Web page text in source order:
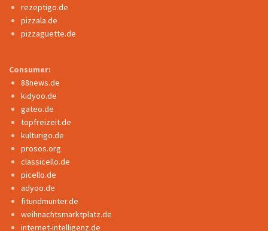
rezeptigo.de
pizzala.de
pizzaguette.de
Consumer:
88news.de
kidyoo.de
gateo.de
topfreizeit.de
kulturigo.de
prosos.org
classicello.de
picello.de
adyoo.de
fitundmunter.de
weihnachtsmarktplatz.de
internet-intelligenz.de